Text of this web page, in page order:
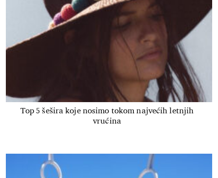
Top 5 šešira koje nosimo tokom najvećih letnjih
vrućina